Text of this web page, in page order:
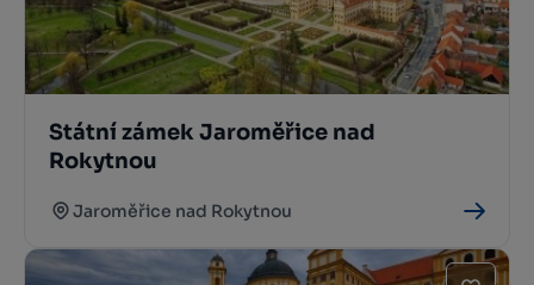
Státní zámek Jaroměřice nad
Rokytnou
Jaroměřice nad Rokytnou